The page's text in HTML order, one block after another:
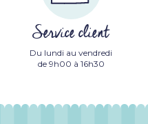
Service client
Du lundi au vendredi
de 9h00 à 16h30